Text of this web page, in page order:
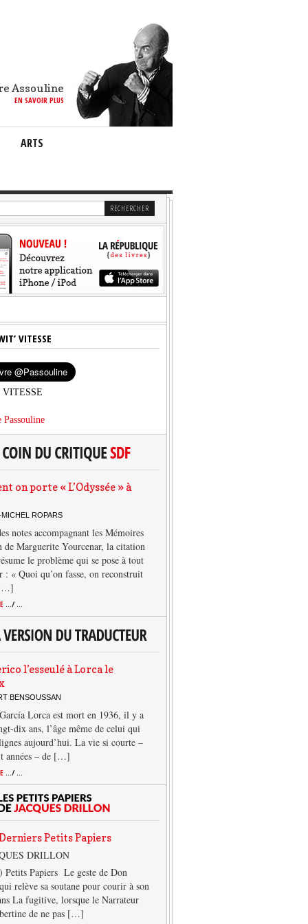
Assouline
EN SAVOIR PLUS
ARTS
VITESSE
VITESSE
Passouline
on porte « L’Odyssée » à
ROPARS
notes accompagnant les Mémoires
de Marguerite Yourcenar, la citation
le problème qui se pose à tout
: « Quoi qu’on fasse, on reconstruit
.../ ...
l’esseulé à Lorca le
BENSOUSSAN
Lorca est mort en 1936, il y a
dix ans, l’âge même de celui qui
aujourd’hui. La vie si courte –
années – de […]
.../ ...
Petits Papiers
DRILLON
Petits Papiers Le geste de Don
relève sa soutane pour courir à son
La fugitive, lorsque le Narrateur
de ne pas […]